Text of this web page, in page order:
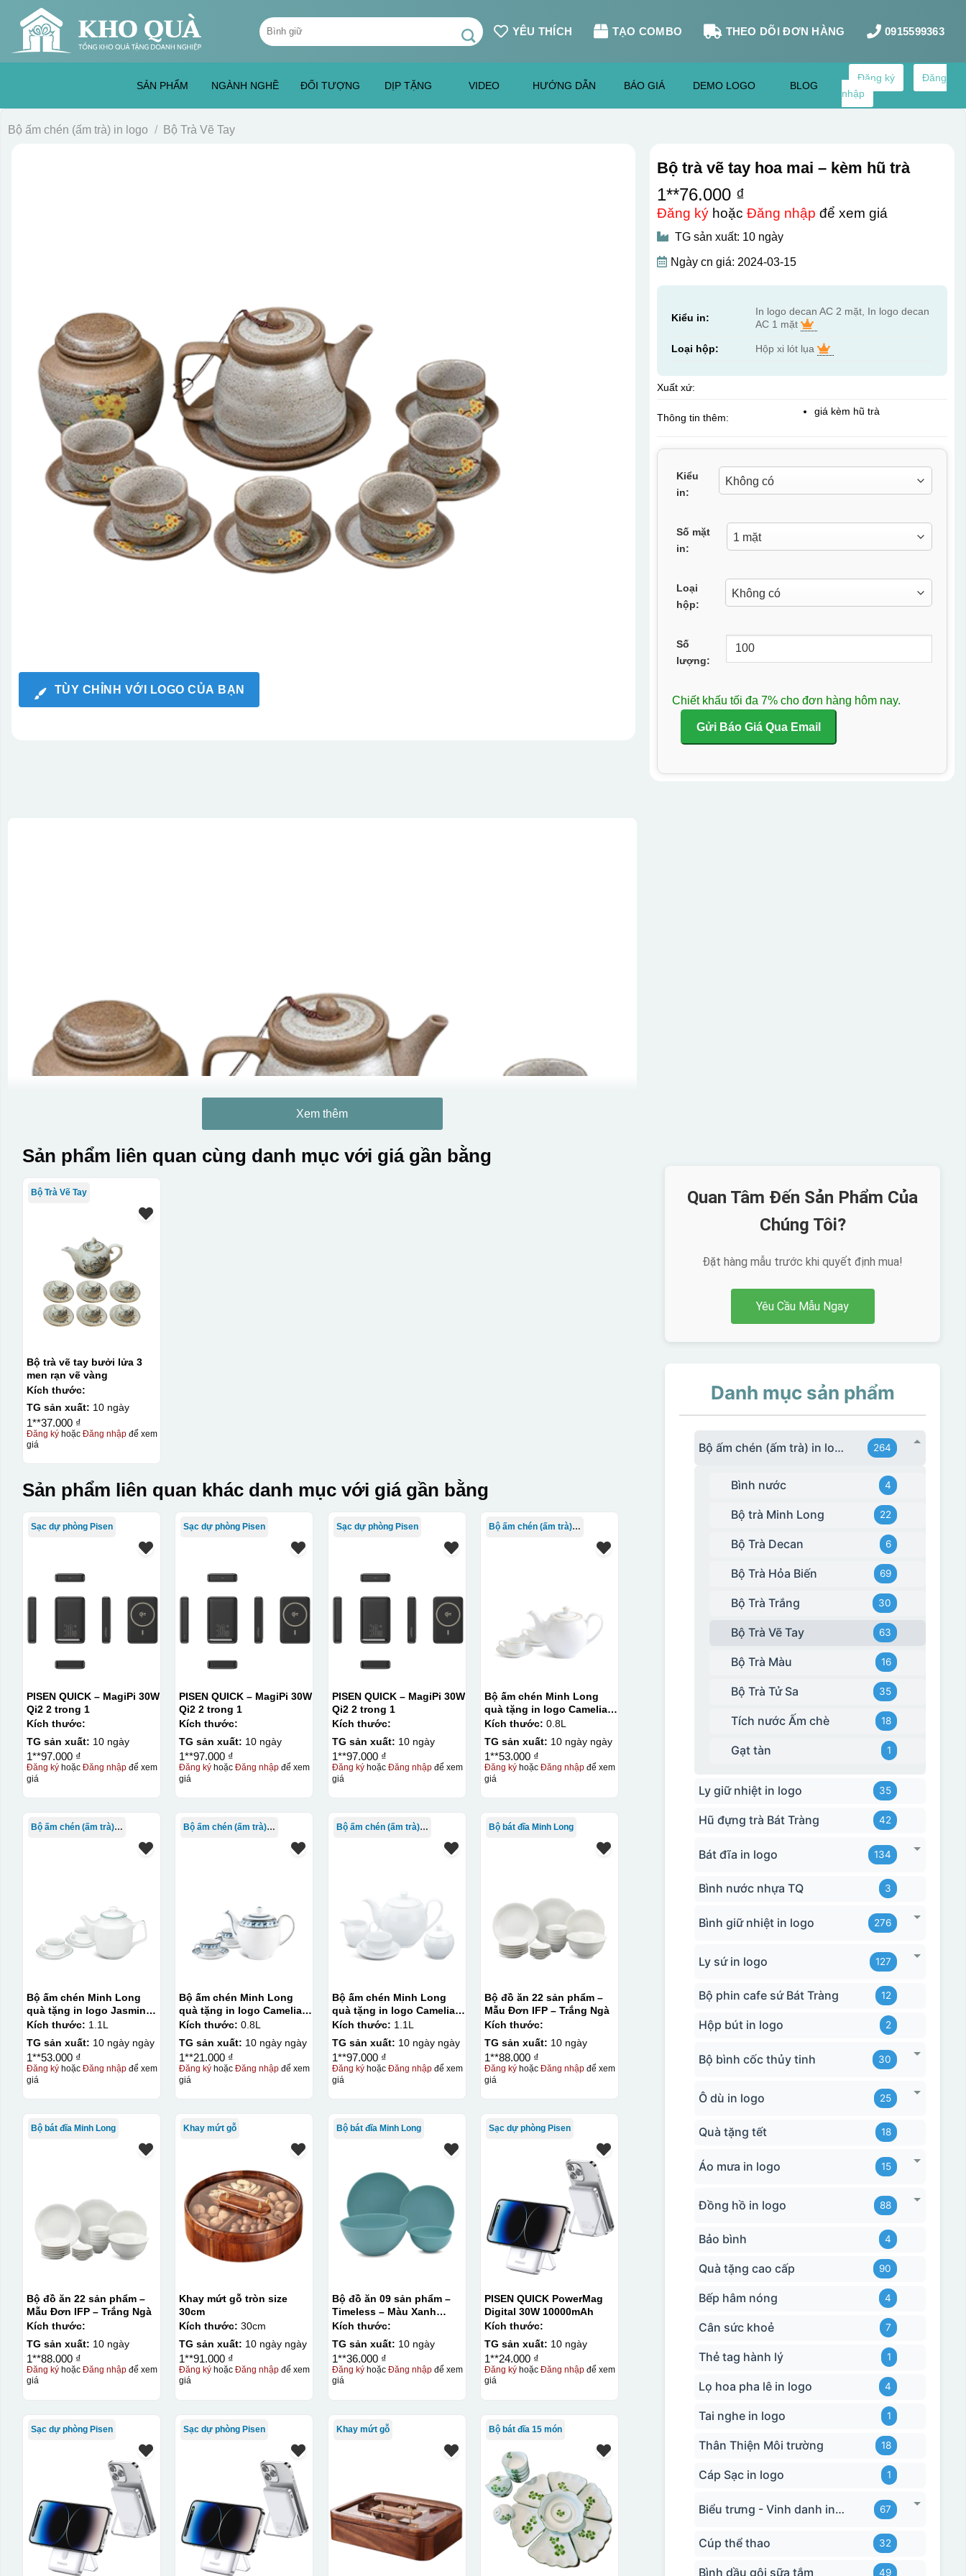
content
Tìm
kiếm:
YÊU THÍCH TẠO COMBO THEO DÕI ĐƠN HÀNG 0915599363
SẢN PHẨM NGÀNH NGHỀ ĐỐI TƯỢNG DỊP TẶNG VIDEO HƯỚNG DẪN BÁO GIÁ DEMO LOGO BLOG
Đăng ký
Đăng
nhập
Bộ ấm chén (ấm trà) in logo / Bộ Trà Vẽ Tay
TÙY CHỈNH VỚI LOGO CỦA BẠN
Bộ trà vẽ tay hoa mai – kèm hũ trà
1**76.000 ₫
Đăng kýhoặc Đăng nhập để xem giá
TG sản xuất: 10 ngày
Ngày cn giá: 2024-03-15
Kiểu in:
In logo decan AC 2 mặt, In logo decan
AC 1 mặt
Loại hộp: Hộp xi lót lụa
Xuất xứ:
Thông tin thêm:
giá kèm hũ trà
Kiểu
in:
Số mặt
in:
Loại
hộp:
Số
lượng:
Chiết khấu tối đa 7% cho đơn hàng hôm nay.
Gửi Báo Giá Qua Email
In logo decan AC 2 mặt
Hộp xi ấm chén
Xem thêm
Sản phẩm liên quan cùng danh mục với giá gần bằng
Bộ Trà Vẽ Tay
Bộ trà vẽ tay bưởi lửa 3
men rạn vẽ vàng
Kích thước:
TG sản xuất: 10 ngày
1**37.000 ₫
Đăng kýhoặc Đăng nhậpđể xem
giá
Sản phẩm liên quan khác danh mục với giá gần bằng
Sạc dự phòng Pisen
PISEN QUICK – MagiPi 30W
Qi2 2 trong 1
Kích thước:
TG sản xuất: 10 ngày
1**97.000 ₫
Đăng kýhoặc Đăng nhậpđể xem
giá
Sạc dự phòng Pisen
PISEN QUICK – MagiPi 30W
Qi2 2 trong 1
Kích thước:
TG sản xuất: 10 ngày
1**97.000 ₫
Đăng ký hoặcĐăng nhập để xem
giá
Sạc dự phòng Pisen
PISEN QUICK – MagiPi 30W
Qi2 2 trong 1
Kích thước:
TG sản xuất: 10 ngày
1**97.000 ₫
Đăng kýhoặc Đăng nhậpđể xem
giá
Bộ ấm chén (ấm trà) in logo
Bộ ấm chén Minh Long
quà tặng in logo Camelia
kẻ chỉ vàng 800ml KQ-
Kích thước: 0.8L
TG sản xuất: 10 ngày ngày
1**53.000 ₫
Đăng ký hoặcĐăng nhập để xem
giá
Bộ ấm chén (ấm trà) in logo
Bộ ấm chén Minh Long
quà tặng in logo Jasmine
kẻ chỉ xanh lá 1,1L KQ-
Kích thước: 1.1L
TG sản xuất: 10 ngày ngày
1**53.000 ₫
Đăng kýhoặc Đăng nhậpđể xem
giá
Bộ ấm chén (ấm trà) in logo
Bộ ấm chén Minh Long
quà tặng in logo Camelia
họa tiết lộc lạc 800ml KQ-
Kích thước: 0.8L
TG sản xuất: 10 ngày ngày
1**21.000 ₫
Đăng ký hoặcĐăng nhập để xem
giá
Bộ ấm chén (ấm trà) in logo
Bộ ấm chén Minh Long
quà tặng in logo Camelia
1,1L KQ-ACML12
Kích thước: 1.1L
TG sản xuất: 10 ngày ngày
1**97.000 ₫
Đăng kýhoặc Đăng nhậpđể xem
giá
Bộ bát đĩa Minh Long
Bộ đồ ăn 22 sản phẩm –
Mẫu Đơn IFP – Trắng Ngà
Kích thước:
TG sản xuất: 10 ngày
1**88.000 ₫
Đăng ký hoặcĐăng nhập để xem
giá
Bộ bát đĩa Minh Long
Bộ đồ ăn 22 sản phẩm –
Mẫu Đơn IFP – Trắng Ngà
Kích thước:
TG sản xuất: 10 ngày
1**88.000 ₫
Đăng kýhoặc Đăng nhậpđể xem
giá
Khay mứt gỗ
Khay mứt gỗ tròn size
30cm
Kích thước: 30cm
TG sản xuất: 10 ngày ngày
1**91.000 ₫
Đăng ký hoặcĐăng nhập để xem
giá
Bộ bát đĩa Minh Long
Bộ đồ ăn 09 sản phẩm –
Timeless – Màu Xanh
Dương
Kích thước:
TG sản xuất: 10 ngày
1**36.000 ₫
Đăng kýhoặc Đăng nhậpđể xem
giá
Sạc dự phòng Pisen
PISEN QUICK PowerMag
Digital 30W 10000mAh
Kích thước:
TG sản xuất: 10 ngày
1**24.000 ₫
Đăng ký hoặcĐăng nhập để xem
giá
Sạc dự phòng Pisen Sạc dự phòng Pisen Khay mứt gỗ Bộ bát đĩa 15 món
Quan Tâm Đến Sản Phẩm Của
Chúng Tôi?
Đặt hàng mẫu trước khi quyết định mua!
Yêu Cầu Mẫu Ngay
Danh mục sản phẩm
Bộ ấm chén (ấm trà) in logo 264
Bình nước 4
Bộ trà Minh Long 22
Bộ Trà Decan 6
Bộ Trà Hỏa Biến 69
Bộ Trà Trắng 30
Bộ Trà Vẽ Tay 63
Bộ Trà Màu 16
Bộ Trà Tử Sa 35
Tích nước Ấm chè 18
Gạt tàn 1
Ly giữ nhiệt in logo 35
Hũ đựng trà Bát Tràng 42
Bát đĩa in logo 134
Bình nước nhựa TQ 3
Bình giữ nhiệt in logo 276
Ly sứ in logo 127
Bộ phin cafe sứ Bát Tràng 12
Hộp bút in logo 2
Bộ bình cốc thủy tinh 30
Ô dù in logo 25
Quà tặng tết 18
Áo mưa in logo 15
Đồng hồ in logo 88
Bảo bình 4
Quà tặng cao cấp 90
Bếp hâm nóng 4
Cân sức khoẻ 7
Thẻ tag hành lý 1
Lọ hoa pha lê in logo 4
Tai nghe in logo 1
Thân Thiện Môi trường 18
Cáp Sạc in logo 1
Biểu trưng - Vinh danh in logo 67
Cúp thể thao 32
Bình dầu gội sữa tắm 49